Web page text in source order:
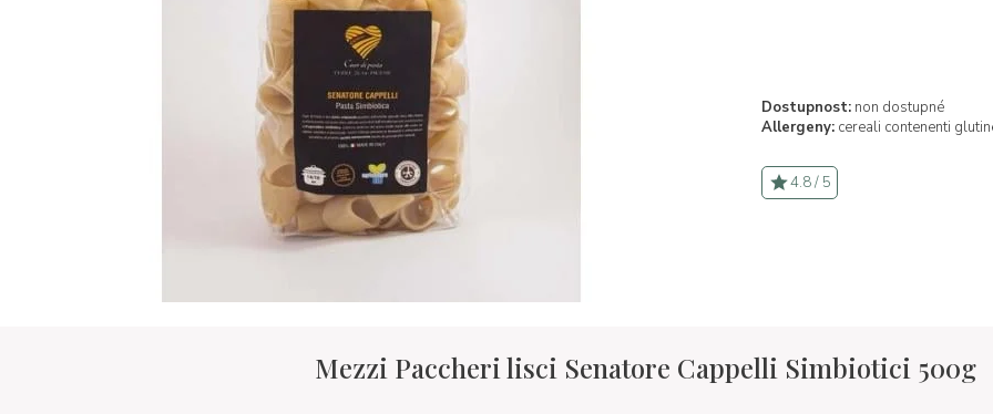
Dostupnost: non dostupné
Allergeny: cereali contenenti
4.8 / 5
Mezzi Paccheri lisci Senatore Cappelli Simbiotici 500g